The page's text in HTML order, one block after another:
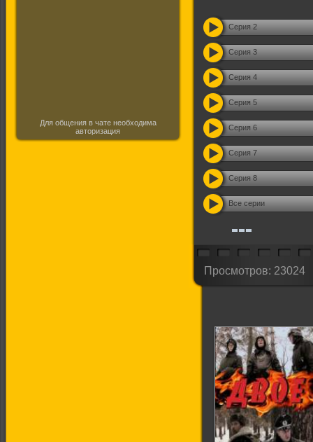
Для общения в чате необходима
авторизация
Серия 2
Серия 3
Серия 4
Серия 5
Серия 6
Серия 7
Серия 8
Все серии
Просмотров: 23024